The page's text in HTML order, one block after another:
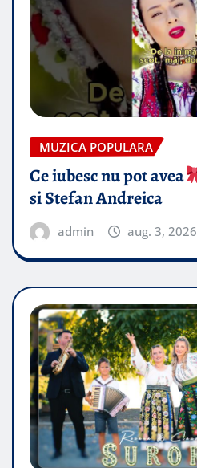
MUZICA POPULARA
Ce iubesc nu pot avea
si Stefan Andreica
admin aug. 3, 2026